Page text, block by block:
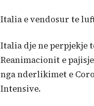
Italia e vendosur te
Italia dje ne perpjekje
Reanimacionit e
nga nderlikimet e
Intensive.